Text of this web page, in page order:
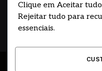
Concorde com
Clique em Aceitar
Rejeitar tudo para
essenciais.